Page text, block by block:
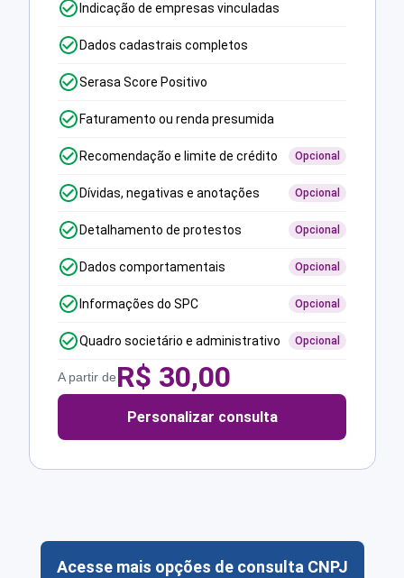
Indicação de empresas vinculadas
Dados cadastrais completos
Serasa Score Positivo
Faturamento ou renda presumida
Recomendação e limite de crédito Opcional
Dívidas, negativas e anotações Opcional
Detalhamento de protestos Opcional
Dados comportamentais Opcional
Informações do SPC Opcional
Quadro societário e administrativo Opcional
A partir deR$ 30,00
Personalizar consulta
Acesse mais opções de consulta CNPJ